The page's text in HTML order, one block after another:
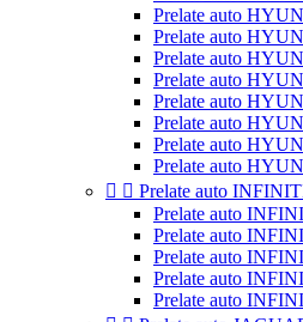
Prelate auto
Prelate auto
Prelate auto
Prelate auto
Prelate auto
Prelate auto
Prelate auto
Prelate auto
  Prelate auto
Prelate auto
Prelate auto
Prelate auto
Prelate auto
Prelate auto